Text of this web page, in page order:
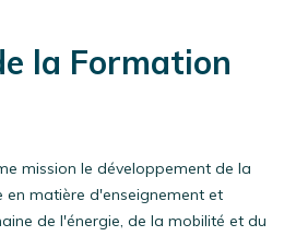
la Formation
mission le développement de la
matière d'enseignement et
de l'énergie, de la mobilité et du